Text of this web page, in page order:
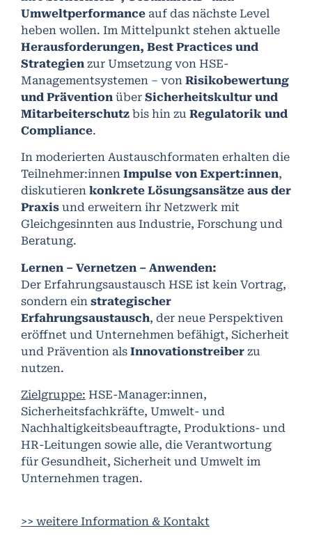
Umweltperformance auf das nächste Level
heben wollen. Im Mittelpunkt stehen aktuelle
Herausforderungen, Best Practices und
Strategien zur Umsetzung von HSE-
Managementsystemen – von Risikobewertung
und Prävention über Sicherheitskultur und
Mitarbeiterschutz bis hin zu Regulatorik und
Compliance.
In moderierten Austauschformaten erhalten die
Teilnehmer:innen Impulse von Expert:innen,
diskutieren konkrete Lösungsansätze aus der
Praxis und erweitern ihr Netzwerk mit
Gleichgesinnten aus Industrie, Forschung und
Beratung.
Lernen – Vernetzen – Anwenden:
Der Erfahrungsaustausch HSE ist kein Vortrag,
sondern ein strategischer
Erfahrungsaustausch, der neue Perspektiven
eröffnet und Unternehmen befähigt, Sicherheit
und Prävention als Innovationstreiber zu
nutzen.
Zielgruppe: HSE-Manager:innen,
Sicherheitsfachkräfte, Umwelt- und
Nachhaltigkeitsbeauftragte, Produktions- und
HR-Leitungen sowie alle, die Verantwortung
für Gesundheit, Sicherheit und Umwelt im
Unternehmen tragen.
>> weitere Information & Kontakt